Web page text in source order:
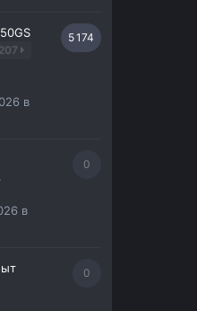
5 174
207
в
0
в
0